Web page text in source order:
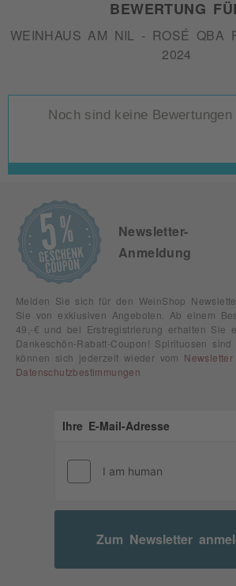
BEWERTUNG
WEINHAUS AM NIL - ROSÉ QBA
2024
Noch sind keine Bewertungen
Newsletter-
Anmeldung
Melden Sie sich für den WeinShop
Sie von exklusiven Angeboten. Ab einem
49,-€ und bei Erstregistrierung erhalten Sie
Dankeschön-Rabatt-Coupon! Spirituosen sind
können sich jederzeit wieder vom
Datenschutzbestimmungen
Zum Newsletter